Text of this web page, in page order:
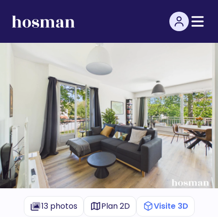
13 photos Plan 2D Visite 3D